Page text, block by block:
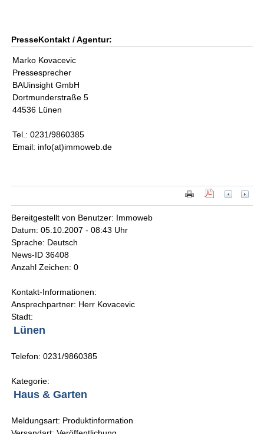
PresseKontakt / Agentur:
Marko Kovacevic
Pressesprecher
BAUinsight GmbH
Dortmunderstraße 5
44536 Lünen
Tel.: 0231/9860385
Email: info(at)immoweb.de
Bereitgestellt von Benutzer: Immoweb
Datum: 05.10.2007 - 08:43 Uhr
Sprache: Deutsch
News-ID 36408
Anzahl Zeichen: 0
Kontakt-Informationen:
Ansprechpartner: Herr Kovacevic
Stadt:
Lünen
Telefon: 0231/9860385
Kategorie:
Haus & Garten
Meldungsart: Produktinformation